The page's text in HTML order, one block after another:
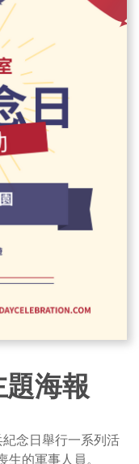
海報
念日舉行一系列活
的軍事人員。